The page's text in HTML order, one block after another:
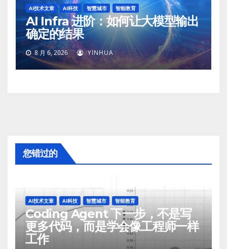
AI技术文章 AI科技 智慧城市 智能教育
AI Infra 进阶：如何让大模型输出
确定的结果
8 月 6, 2026 YINHUA
您错过的
AI技术文章 AI科技 智慧城市 智能教育
Coding Agent 下一步，不是写
更多代码，而是学会像工程师一样
工作